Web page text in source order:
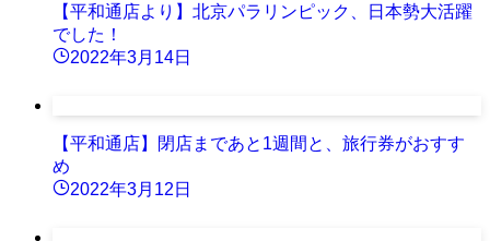
【平和通店より】北京パラリンピック、日本勢大活躍
でした！
2022年3月14日
【平和通店】閉店まであと1週間と、旅行券がおすす
め
2022年3月12日